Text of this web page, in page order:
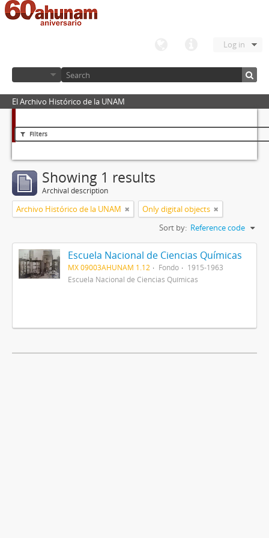
Log in
El Archivo Histórico de la UNAM
Filters
Showing 1 results
Archival description
Archivo Histórico de la UNAM
Only digital objects
Sort by: Reference code
Escuela Nacional de Ciencias Químicas
MX 09003AHUNAM 1.12 Fondo
1915-1963
Escuela Nacional de Ciencias Químicas